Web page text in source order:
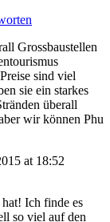
Grossbaustellen
sind viel
sie ein starkes
überall
wir können Phu
at 18:52
hat! Ich finde es
so viel auf den